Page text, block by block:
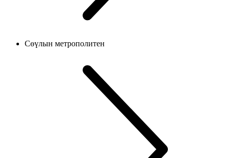
Сөүлын метрополитен